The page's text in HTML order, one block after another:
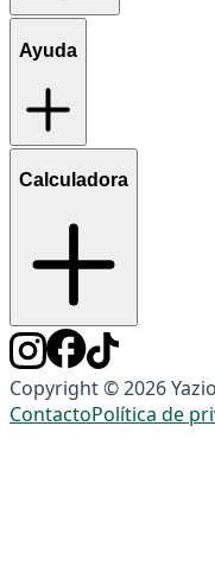
Ayuda
Calculadora
Copyright © 2026
ContactoPolítica de